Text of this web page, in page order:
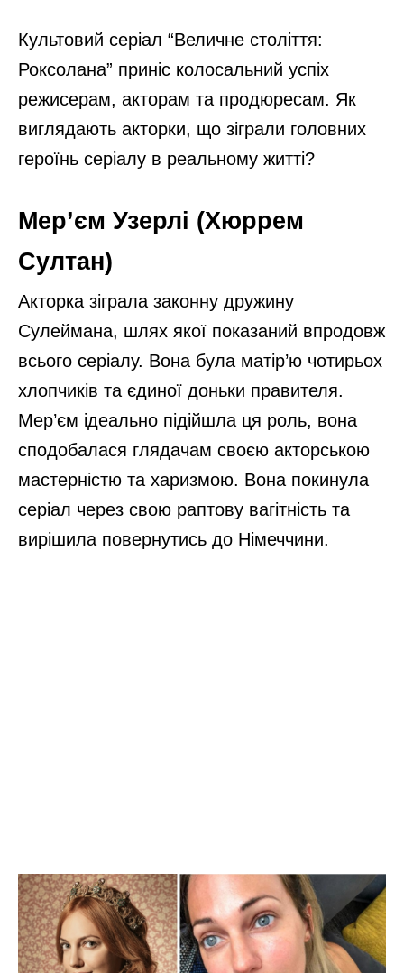
Культовий серіал “Величне століття:
Роксолана” приніс колосальний успіх
режисерам, акторам та продюресам. Як
виглядають акторки, що зіграли головних
героїнь серіалу в реальному житті?
Мер’єм Узерлі (Хюррем
Султан)
Акторка зіграла законну дружину
Сулеймана, шлях якої показаний впродовж
всього серіалу. Вона була матір’ю чотирьох
хлопчиків та єдиної доньки правителя.
Мер’єм ідеально підійшла ця роль, вона
сподобалася глядачам своєю акторською
мастерністю та харизмою. Вона покинула
серіал через свою раптову вагітність та
вирішила повернутись до Німеччини.